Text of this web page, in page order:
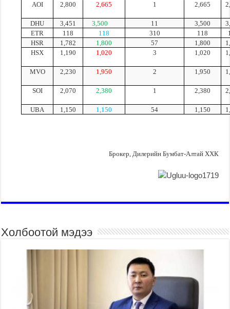
AOI 2,800 2,665 1 2,665
DHU 3,451 3,500 11 3,500
ETR
118 118 310 118
HSR
1,782 1,800 57 1,800
HSX
1,190 1,020 3 1,020
MVO 2,230 1,950 2 1,950
SOI 2,070 2,380 1 2,380
UBA 1,150 1,150 54 1,150
Брокер, Дилерийн Бумбат-Алтай ХХК
Холбоотой мэдээ